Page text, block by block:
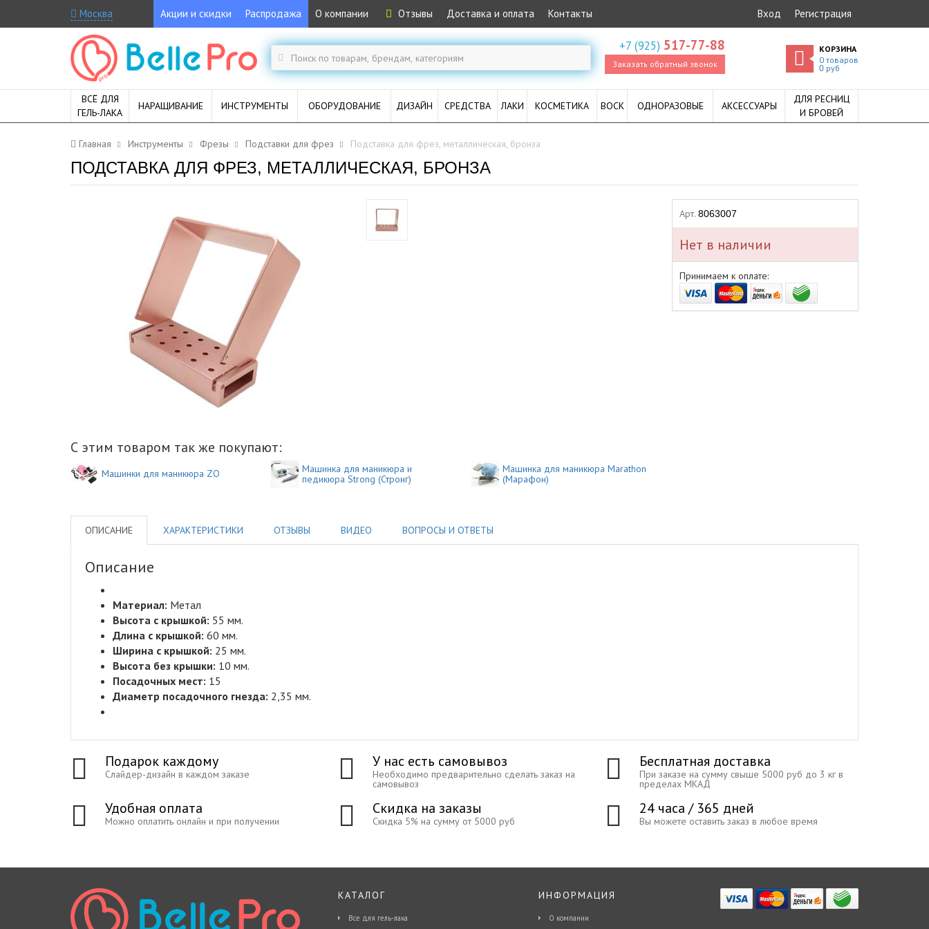
Москва Акции и скидки Распродажа О компании Отзывы Доставка и оплата Контакты Вход Регистрация
+7 (925) 517-77-88
Заказать обратный звонок
КОРЗИНА
0 товаров
0руб
ВСЁ ДЛЯ
ГЕЛЬ-ЛАКА
НАРАЩИВАНИЕ ИНСТРУМЕНТЫ ОБОРУДОВАНИЕ ДИЗАЙН СРЕДСТВА ЛАКИ КОСМЕТИКА ВОСК ОДНОРАЗОВЫЕ АКСЕССУАРЫ
ДЛЯ РЕСНИЦ
И БРОВЕЙ
Главная Инструменты Фрезы Подставки для фрез Подставка для фрез, металлическая, бронза
ПОДСТАВКА ДЛЯ ФРЕЗ, МЕТАЛЛИЧЕСКАЯ, БРОНЗА
С этим товаром так же покупают:
Машинки для маникюра ZO
Машинка для маникюра и
педикюра Strong (Стронг)
Машинка для маникюра Marathon
(Марафон)
Арт. 8063007
Нет в наличии
Принимаем к оплате:
ОПИСАНИЕ ХАРАКТЕРИСТИКИ ОТЗЫВЫ ВИДЕО ВОПРОСЫ И ОТВЕТЫ
Описание
Материал: Метал
Высота с крышкой: 55 мм.
Длина с крышкой: 60 мм.
Ширина с крышкой: 25 мм.
Высота без крышки: 10 мм.
Посадочных мест: 15
Диаметр посадочного гнезда: 2,35 мм.
Подарок каждому
Слайдер-дизайн в каждом заказе
У нас есть самовывоз
Необходимо предварительно сделать заказ на
самовывоз
Бесплатная доставка
При заказе на сумму свыше 5000 руб до 3 кг в
пределах МКАД
Удобная оплата
Можно оплатить онлайн и при получении
Скидка на заказы
Скидка 5% на сумму от 5000 руб
24 часа / 365 дней
Вы можете оставить заказ в любое время
КАТАЛОГ
Все для гель-лака
ИНФОРМАЦИЯ
О компании